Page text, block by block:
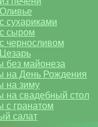
сухариками
сыром
черносливом
без майонеза
на День Рождения
на зиму
на свадебный стол
с гранатом
салат